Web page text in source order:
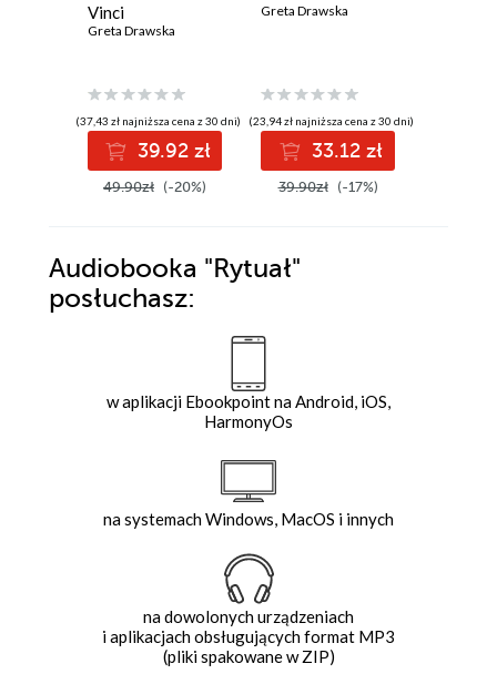
Vinci
Greta Drawska
(37,43 zł najniższa cena z 30 dni)
39.92 zł
49.90zł (-20%)
Greta Drawska
(23,94 zł najniższa cena z 30 dni)
33.12 zł
39.90zł (-17%)
Audiobooka "Rytuał"
posłuchasz:
w aplikacji Ebookpoint na Android, iOS,
HarmonyOs
na systemach Windows, MacOS i innych
na dowolonych urządzeniach
i aplikacjach obsługujących format MP3
(pliki spakowane w ZIP)